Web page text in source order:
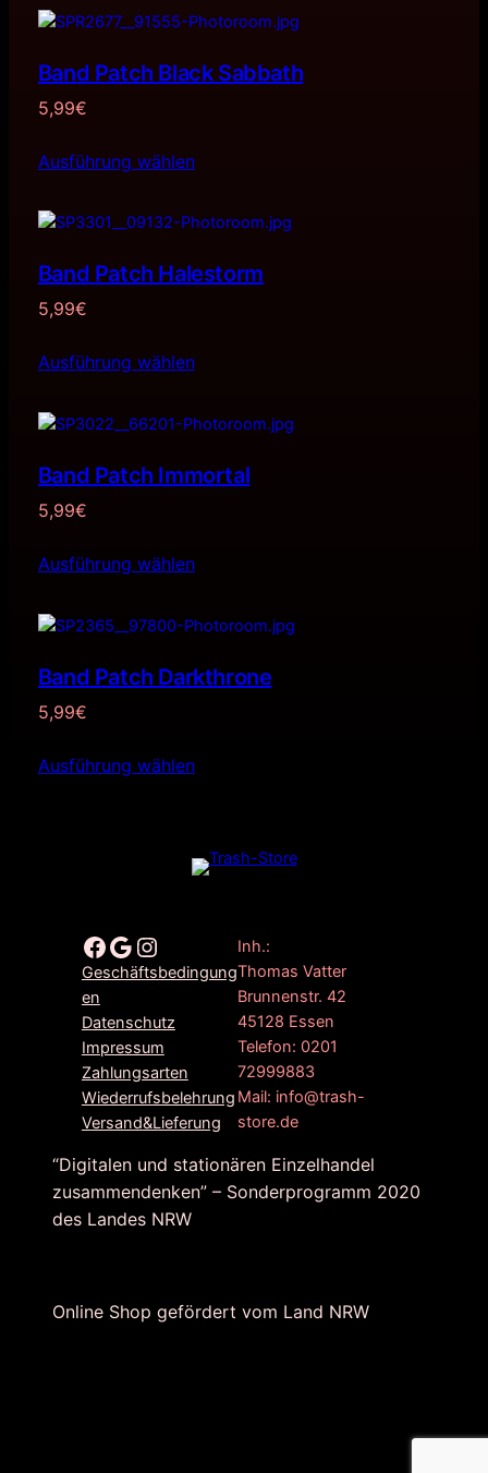
Band Patch Black Sabbath
5,99€
Ausführung wählen
Band Patch Halestorm
5,99€
Ausführung wählen
Band Patch Immortal
5,99€
Ausführung wählen
Band Patch Darkthrone
5,99€
Ausführung wählen
Facebook Google Instagram
Geschäftsbedingung
en
Datenschutz
Impressum
Zahlungsarten
Wiederrufsbelehrung
Versand&Lieferung
Inh.:
Thomas Vatter
Brunnenstr. 42
45128 Essen
Telefon: 0201
72999883
Mail: info@trash-
store.de
“Digitalen und stationären Einzelhandel
zusammendenken” – Sonderprogramm 2020
des Landes NRW
Online Shop gefördert vom Land NRW